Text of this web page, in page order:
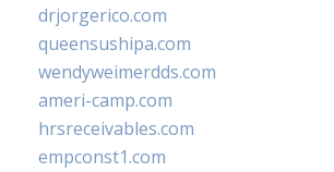
drjorgerico.com
queensushipa.com
wendyweimerdds.com
ameri-camp.com
hrsreceivables.com
empconst1.com